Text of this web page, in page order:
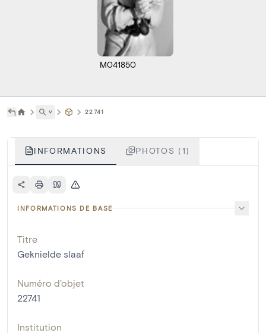
M041850
˅ 22741
INFORMATIONS PHOTOS (1)
INFORMATIONS DE BASE
Titre
Geknielde slaaf
Numéro d'objet
22741
Institution